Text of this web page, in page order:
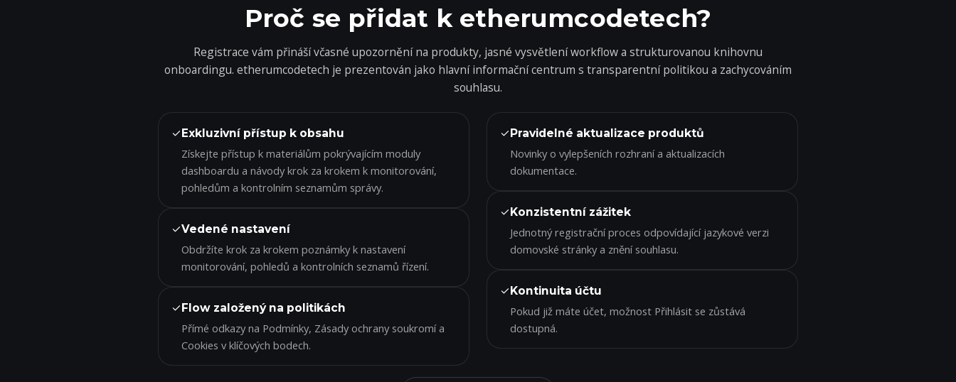
Proč se přidat k etherumcodetech?
Registrace vám přináší včasné upozornění na produkty, jasné vysvětlení workflow a strukturovanou knihovnu
onboardingu. etherumcodetech je prezentován jako hlavní informační centrum s transparentní politikou a zachycováním
souhlasu.
✓Exkluzivní přístup k obsahu
Získejte přístup k materiálům pokrývajícím moduly
dashboardu a návody krok za krokem k monitorování,
pohledům a kontrolním seznamům správy.
✓Vedené nastavení
Obdržíte krok za krokem poznámky k nastavení
monitorování, pohledů a kontrolních seznamů řízení.
✓Flow založený na politikách
Přímé odkazy na Podmínky, Zásady ochrany soukromí a
Cookies v klíčových bodech.
✓Pravidelné aktualizace produktů
Novinky o vylepšeních rozhraní a aktualizacích
dokumentace.
✓Konzistentní zážitek
Jednotný registrační proces odpovídající jazykové verzi
domovské stránky a znění souhlasu.
✓Kontinuita účtu
Pokud již máte účet, možnost Přihlásit se zůstává
dostupná.